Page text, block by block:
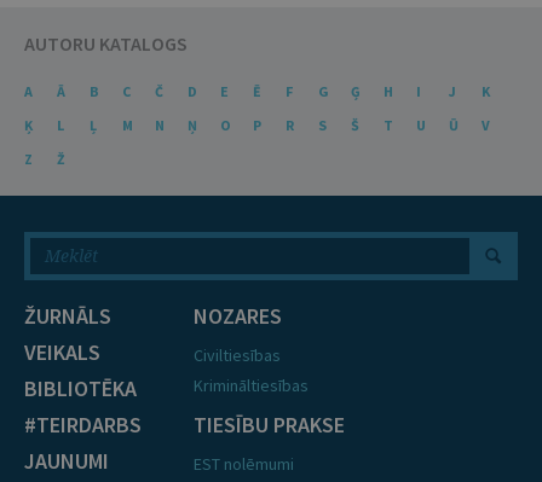
AUTORU KATALOGS
A Ā B C Č D E Ē F G Ģ H I J
K
Ķ
L Ļ M N Ņ O P R S Š T U Ū
V
Z
Ž
ŽURNĀLS
VEIKALS
BIBLIOTĒKA
#TEIRDARBS
JAUNUMI
NOZARES
Civiltiesības
Krimināltiesības
TIESĪBU PRAKSE
EST nolēmumi